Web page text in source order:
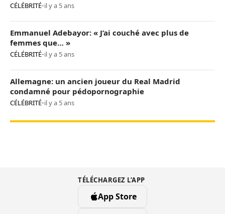
CÉLÉBRITÉ•il y a 5 ans
Emmanuel Adebayor: « J’ai couché avec plus de
femmes que… »
CÉLÉBRITÉ•il y a 5 ans
Allemagne: un ancien joueur du Real Madrid
condamné pour pédopornographie
CÉLÉBRITÉ•il y a 5 ans
TÉLÉCHARGEZ L’APP
App Store